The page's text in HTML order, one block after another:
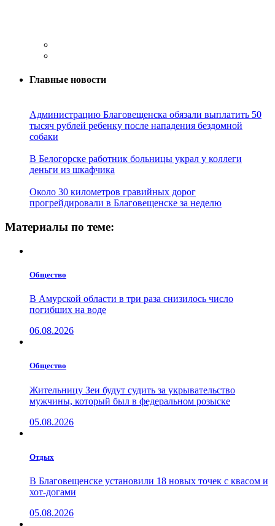
Главные новости
Администрацию Благовещенска обязали выплатить 50
тысяч рублей ребенку после нападения бездомной
собаки
В Белогорске работник больницы украл у коллеги
деньги из шкафчика
Около 30 километров гравийных дорог
прогрейдировали в Благовещенске за неделю
Материалы по теме:
Общество
В Амурской области в три раза снизилось число
погибших на воде
06.08.2026
Общество
Жительницу Зеи будут судить за укрывательство
мужчины, который был в федеральном розыске
05.08.2026
Отдых
В Благовещенске установили 18 новых точек с квасом и
хот-догами
05.08.2026